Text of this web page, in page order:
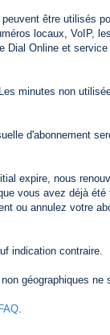
être utilisés
locaux, VoIP,
Dial Online et
minutes non
d'abonnement
expire, nous
vous avez déjà
ou annulez votre
indication contraire.
géographiques ne
FAQ.